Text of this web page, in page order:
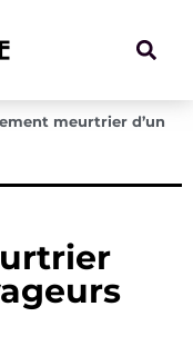
meurtrier d’un